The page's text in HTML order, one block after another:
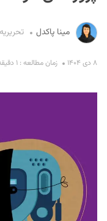
مینا پاکدل تحریریه
۸ دی ۱۴۰۴ زمان مطالعه : ۱ دقیقه